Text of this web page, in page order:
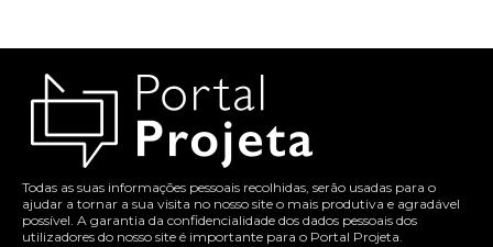
Todas as suas informações pessoais recolhidas, serão usadas para o
ajudar a tornar a sua visita no nosso site o mais produtiva e agradável
possível. A garantia da confidencialidade dos dados pessoais dos
utilizadores do nosso site é importante para o Portal Projeta.